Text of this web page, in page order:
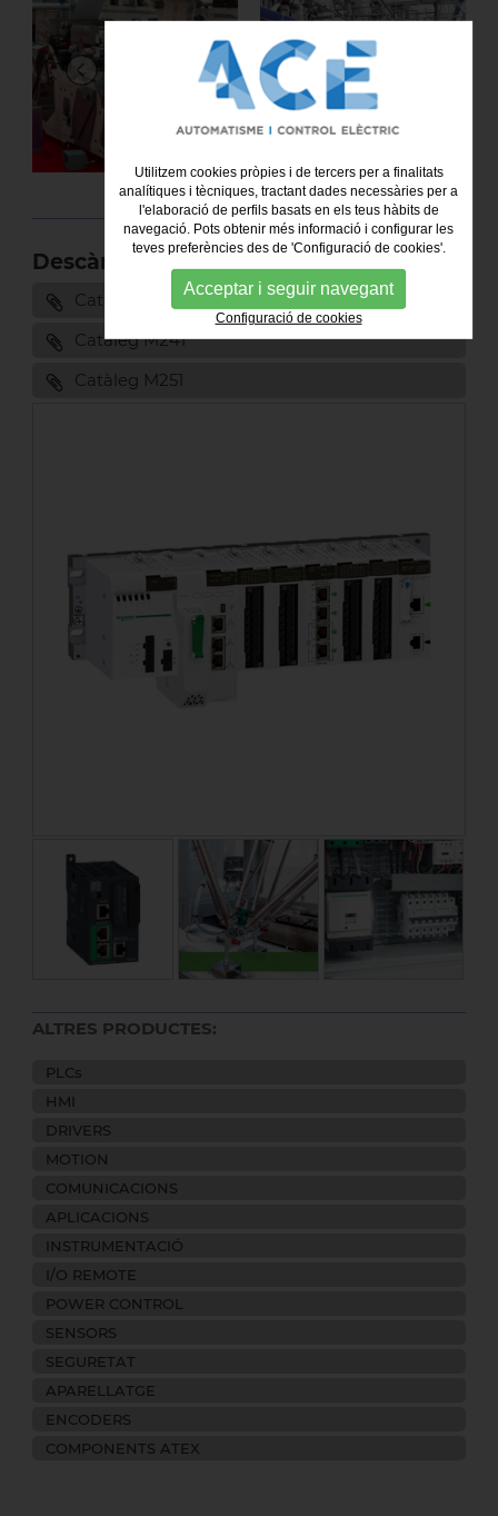
Descàrrega de Catàlegs
Catàleg M221
Catàleg M241
Catàleg M251
ALTRES PRODUCTES:
PLCs
HMI
DRIVERS
MOTION
COMUNICACIONS
APLICACIONS
INSTRUMENTACIÓ
I/O REMOTE
POWER CONTROL
SENSORS
SEGURETAT
APARELLATGE
ENCODERS
COMPONENTS ATEX
Utilitzem cookies pròpies i de tercers per a finalitats
analítiques i tècniques, tractant dades necessàries per a
l'elaboració de perfils basats en els teus hàbits de
navegació. Pots obtenir més informació i configurar les
teves preferències des de 'Configuració de cookies'.
Acceptar i seguir navegant
Configuració de cookies